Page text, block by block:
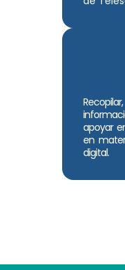
apoyar
en
digital.